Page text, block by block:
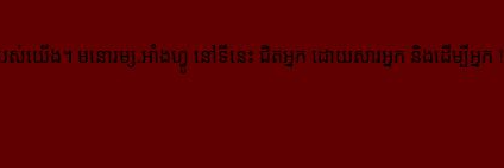
ស់យើង។ មនោរម្យ.អាំងហ្វូ នៅទីនេះ ជិតអ្នក ដោយសារអ្នក និងដើម្បីអ្នក !